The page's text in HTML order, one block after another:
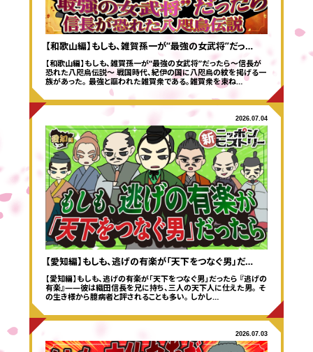
【和歌山編】もしも、雑賀孫一が“最強の女武将”だっ…
【和歌山編】もしも、雑賀孫一が“最強の女武将”だったら～信長が
恐れた八咫烏伝説～ 戦国時代、紀伊の国に八咫烏の紋を掲げる一
族があった。 最強と謳われた雑賀衆である。雑賀衆を束ね…
2026.07.04
【愛知編】もしも、逃げの有楽が「天下をつなぐ男」だ…
【愛知編】もしも、逃げの有楽が「天下をつなぐ男」だったら 『逃げの
有楽』——彼は織田信長を兄に持ち、三人の天下人に仕えた男。 そ
の生き様から臆病者と評されることも多い。 しかし…
2026.07.03